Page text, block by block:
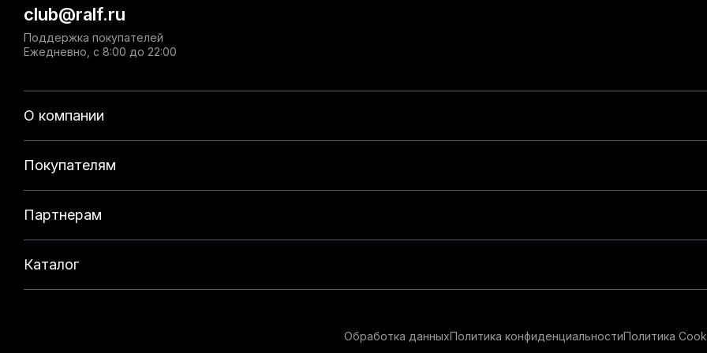
О компании
Покупателям
Партнерам
Каталог
club@ralf.ru
Поддержка покупателей
Ежедневно, с 8:00 до 22:00
Обработка данныхПолитика конфиденциальностиПолитика